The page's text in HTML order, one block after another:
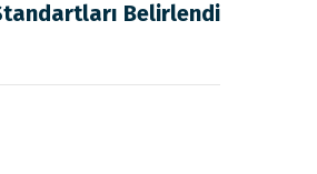
Belirlendi